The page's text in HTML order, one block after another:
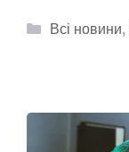
Категорії
Всі новини,